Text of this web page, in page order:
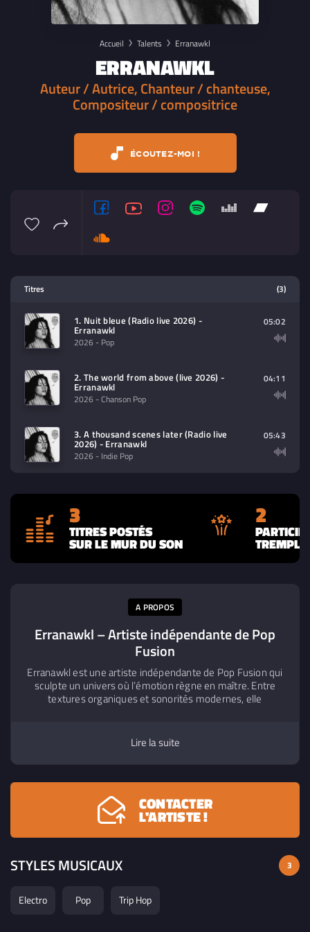
Accueil Talents Erranawkl
ERRANAWKL
Auteur / Autrice, Chanteur / chanteuse,
Compositeur / compositrice
ÉCOUTEZ-MOI !
contenu à lire (audio/video)
Titres (3)
1. Nuit bleue (Radio live 2026) -
Erranawkl
2026 - Pop
05:02
2. The world from above (live 2026) -
Erranawkl
2026 - Chanson Pop
04:11
3. A thousand scenes later (Radio live
2026) - Erranawkl
2026 - Indie Pop
05:43
3
TITRES POSTÉS
SUR LE MUR DU SON
2
A PROPOS
Erranawkl – Artiste indépendante de Pop
Fusion
Erranawkl est une artiste indépendante de Pop Fusion qui
sculpte un univers où l’émotion règne en maître. Entre
textures organiques et sonorités modernes, elle
écriture oscille entre introspection et narration, toujours
guidée par la quête de capturer l’essence d’un instant ou
d’une émotion. Sur scène, accompagnée d’un bassiste,
Lire la suite
CONTACTER
L'ARTISTE !
STYLES MUSICAUX 3
Electro Pop Trip Hop